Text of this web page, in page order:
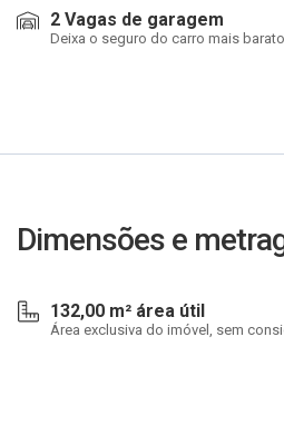
2 Vagas de garagem
Deixa o seguro do carro mais barato
Dimensões e
132,00 m² área útil
Área exclusiva do imóvel, sem